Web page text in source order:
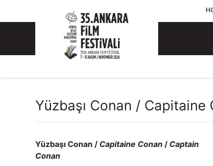
Yüzbaşı Conan /
Yüzbaşı Conan / Capitaine Conan / Captain
Conan